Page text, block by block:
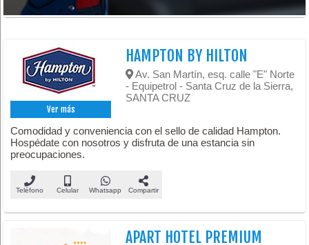
Ver más
HAMPTON BY HILTON
Av. San Martín, esq. calle "E" Norte
- Equipetrol - Santa Cruz de la Sierra,
SANTA CRUZ
Comodidad y conveniencia con el sello de calidad Hampton.
Hospédate con nosotros y disfruta de una estancia sin
preocupaciones.
Teléfono Celular Whatsapp Compartir
APART HOTEL PREMIUM